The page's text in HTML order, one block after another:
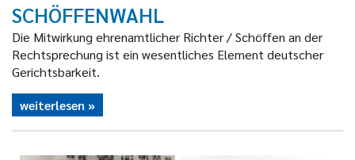
SCHÖFFENWAHL
Die Mitwirkung ehrenamtlicher Richter / Schöffen an der
Rechtsprechung ist ein wesentliches Element deutscher
Gerichtsbarkeit.
weiterlesen